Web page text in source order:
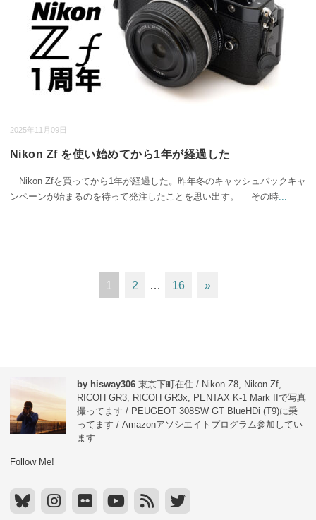
2025年11月09日
Nikon Zf を使い始めてから1年が経過した
Nikon Zfを買ってから1年が経過した。昨年冬のキャッシュバックキャ
ンペーンが始まるのを待って発注したことを思い出す。 その時...
1 2 … 16 »
by hisway306 東京下町在住 / Nikon Z8, Nikon Zf,
RICOH GR3, RICOH GR3x, PENTAX K-1 Mark IIで写真
撮ってます / PEUGEOT 308SW GT BlueHDi (T9)に乗
ってます / Amazonアソシエイトプログラム参加してい
ます
Follow Me!